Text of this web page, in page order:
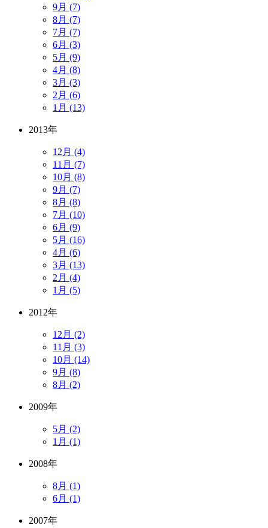
9月 (7)
8月 (7)
7月 (7)
6月 (3)
5月 (9)
4月 (8)
3月 (3)
2月 (6)
1月 (13)
2013年
12月 (4)
11月 (7)
10月 (8)
9月 (7)
8月 (8)
7月 (10)
6月 (9)
5月 (16)
4月 (6)
3月 (13)
2月 (4)
1月 (5)
2012年
12月 (2)
11月 (3)
10月 (14)
9月 (8)
8月 (2)
2009年
5月 (2)
1月 (1)
2008年
8月 (1)
6月 (1)
2007年